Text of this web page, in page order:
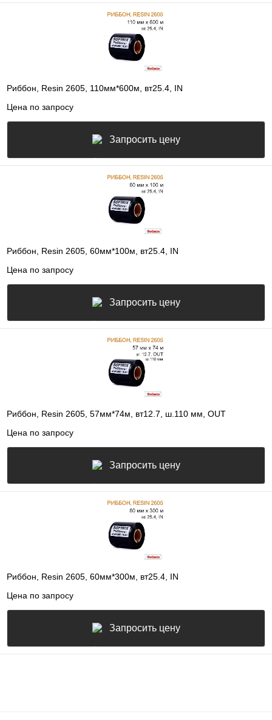
Риббон, Resin 2605, 110мм*600м, вт25.4, IN
Цена по запросу
Запросить цену
Риббон, Resin 2605, 60мм*100м, вт25.4, IN
Цена по запросу
Запросить цену
Риббон, Resin 2605, 57мм*74м, вт12.7, ш.110 мм, OUT
Цена по запросу
Запросить цену
Риббон, Resin 2605, 60мм*300м, вт25.4, IN
Цена по запросу
Запросить цену